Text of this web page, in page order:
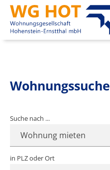
Wohnungssuche
Suche nach ...
in PLZ oder Ort